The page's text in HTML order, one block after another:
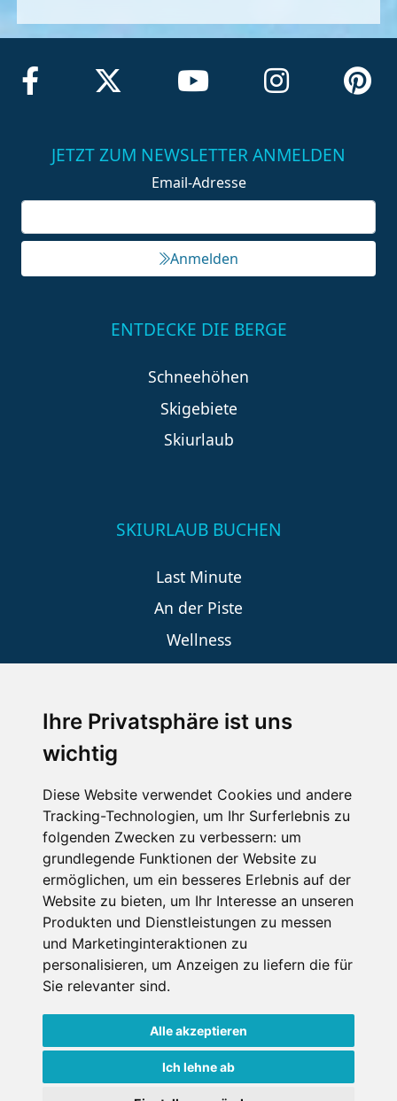
Ihre Privatsphäre ist uns
wichtig
Diese Website verwendet Cookies und andere
Tracking-Technologien, um Ihr Surferlebnis zu
folgenden Zwecken zu verbessern: um
grundlegende Funktionen der Website zu
ermöglichen, um ein besseres Erlebnis auf der
Website zu bieten, um Ihr Interesse an unseren
Produkten und Dienstleistungen zu messen
und Marketinginteraktionen zu
personalisieren, um Anzeigen zu liefern die für
Sie relevanter sind.
Alle akzeptieren
Ich lehne ab
JETZT ZUM NEWSLETTER ANMELDEN
Email-Adresse
Anmelden
ENTDECKE DIE BERGE
Schneehöhen
Skigebiete
Skiurlaub
SKIURLAUB BUCHEN
Last Minute
An der Piste
Wellness
SCHNEEHÖHEN SKI APP
Die Schneehoehen Ski APP für iOS und Android - Ein
Muss für alle Wintersportler und Schneefreaks!
Impressum
Datenschutz
Nutzungsbedingungen
Portale
FAQ Newsletter Mediadaten
Copyright ©2026 Schneemenschen GmbH